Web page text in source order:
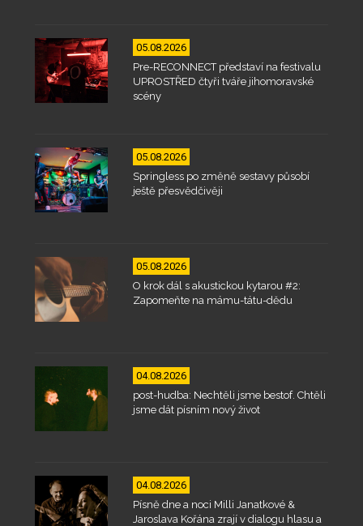
05.08.2026
Pre-RECONNECT představí na festivalu
UPROSTŘED čtyři tváře jihomoravské
scény
05.08.2026
Springless po změně sestavy působí
ještě přesvědčivěji
05.08.2026
O krok dál s akustickou kytarou #2:
Zapomeňte na mámu-tátu-dědu
04.08.2026
post-hudba: Nechtěli jsme bestof. Chtěli
jsme dát písním nový život
04.08.2026
Písně dne a noci Milli Janatkové &
Jaroslava Kořána zrají v dialogu hlasu a